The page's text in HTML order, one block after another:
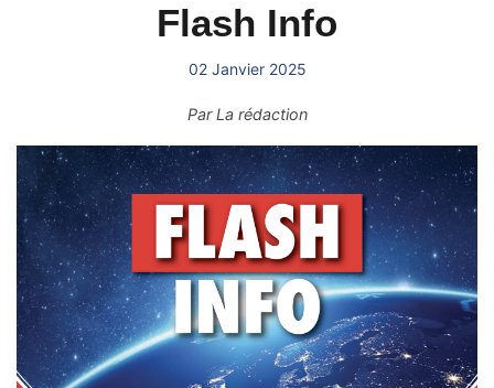
Flash Info
02 Janvier 2025
ParLa rédaction